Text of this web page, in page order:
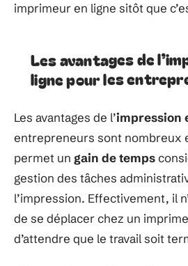
imprimeur en ligne sitôt que
Les avantages de
ligne pour les
Les avantages de l’impression
entrepreneurs sont nombreux
permet un gain de temps
gestion des tâches
l’impression. Effectivement, il
de se déplacer chez un
d’attendre que le travail soit